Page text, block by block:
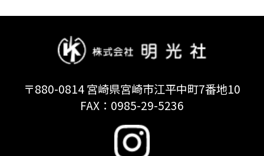
〒880-0814 宮崎県宮崎市江平中町7番地10
FAX：0985-29-5236